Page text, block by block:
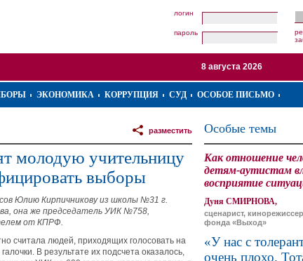
логин
пароль
8 августа 2026
ЭКОНОМИКА КОРРУПЦИЯ СУД ОСОБОЕ ПИСЬМО
разместить
молодую учительницу
выборы
Юлию Кирпичникову из школы №31 г.
она же председатель УИК №758,
от КПРФ.
считала людей, приходящих голосовать на
В результате их подсчета оказалось,
Особые темы
Как отношение
детям-аутистам
восприятие
Дуня СМИРНОВА,
сценарист,
фонда «Выход»
«У нас с
очень плохо.